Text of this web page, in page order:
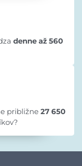
denne až 560
približne27 650